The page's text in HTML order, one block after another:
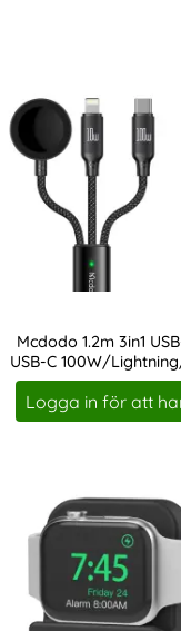
Mcdodo 1.2m 3in1
USB-C 100W/
Watch
Art. nr 224603
Logga in för att